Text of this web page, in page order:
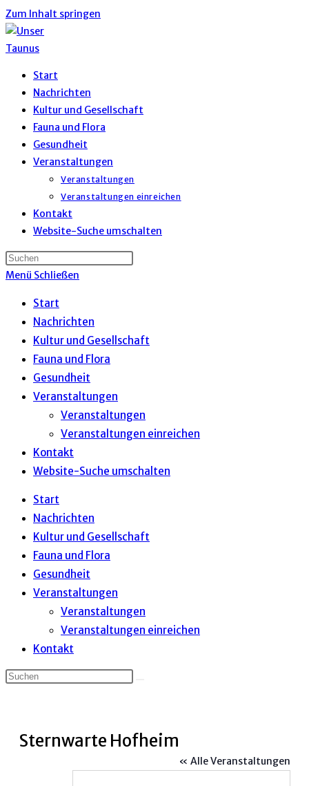
Zum Inhalt springen
Start
Nachrichten
Kultur und Gesellschaft
Fauna und Flora
Gesundheit
Veranstaltungen
Veranstaltungen
Veranstaltungen einreichen
Kontakt
Website-Suche umschalten
Menü Schließen
Start
Nachrichten
Kultur und Gesellschaft
Fauna und Flora
Gesundheit
Veranstaltungen
Veranstaltungen
Veranstaltungen einreichen
Kontakt
Website-Suche umschalten
Start
Nachrichten
Kultur und Gesellschaft
Fauna und Flora
Gesundheit
Veranstaltungen
Veranstaltungen
Veranstaltungen einreichen
Kontakt
Sternwarte Hofheim
« Alle Veranstaltungen